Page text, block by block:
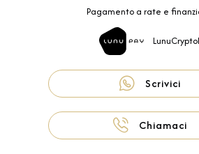
Pagamento a rate e
Scrivici
Chiamaci